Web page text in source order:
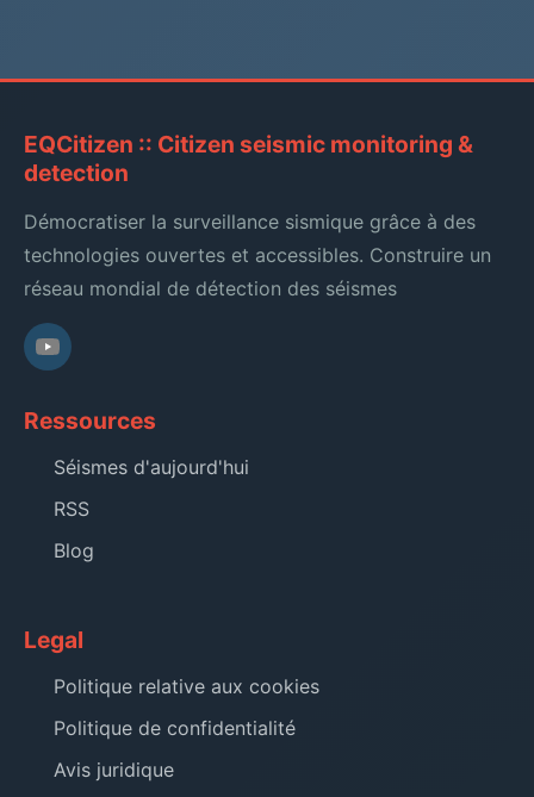
EQCitizen :: Citizen seismic monitoring &
detection
Démocratiser la surveillance sismique grâce à des
technologies ouvertes et accessibles. Construire un
réseau mondial de détection des séismes
Ressources
Séismes d'aujourd'hui
RSS
Blog
Legal
Politique relative aux cookies
Politique de confidentialité
Avis juridique